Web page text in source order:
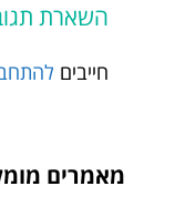
השארת
חייבים
מאמרים